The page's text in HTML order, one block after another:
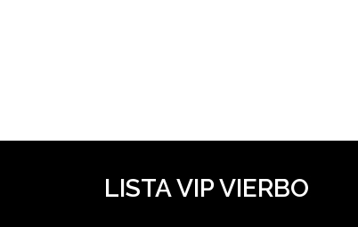
LISTA VIP VIERBO